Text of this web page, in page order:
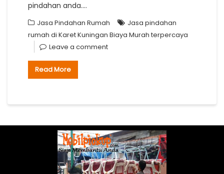
pindahan anda.…
Jasa Pindahan Rumah
Jasa pindahan
rumah di Karet Kuningan Biaya Murah terpercaya
Leave a comment
Read More